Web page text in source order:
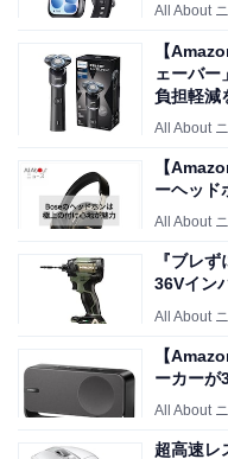
All About
【
ェーバー
負担軽減
All About
【
ーヘッド
All About
『ブレ
36Vイン
All About
【
ーカーが
All About
超高速レ